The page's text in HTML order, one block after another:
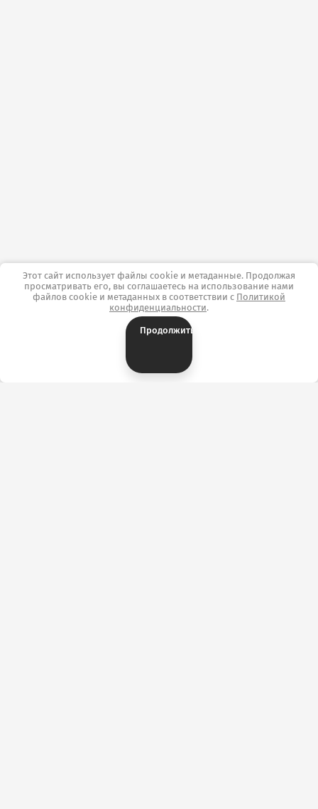
Этот сайт использует файлы cookie и метаданные. Продолжая
просматривать его, вы соглашаетесь на использование нами
файлов cookie и метаданных в соответствии с Политикой
конфиденциальности.
Продолжить